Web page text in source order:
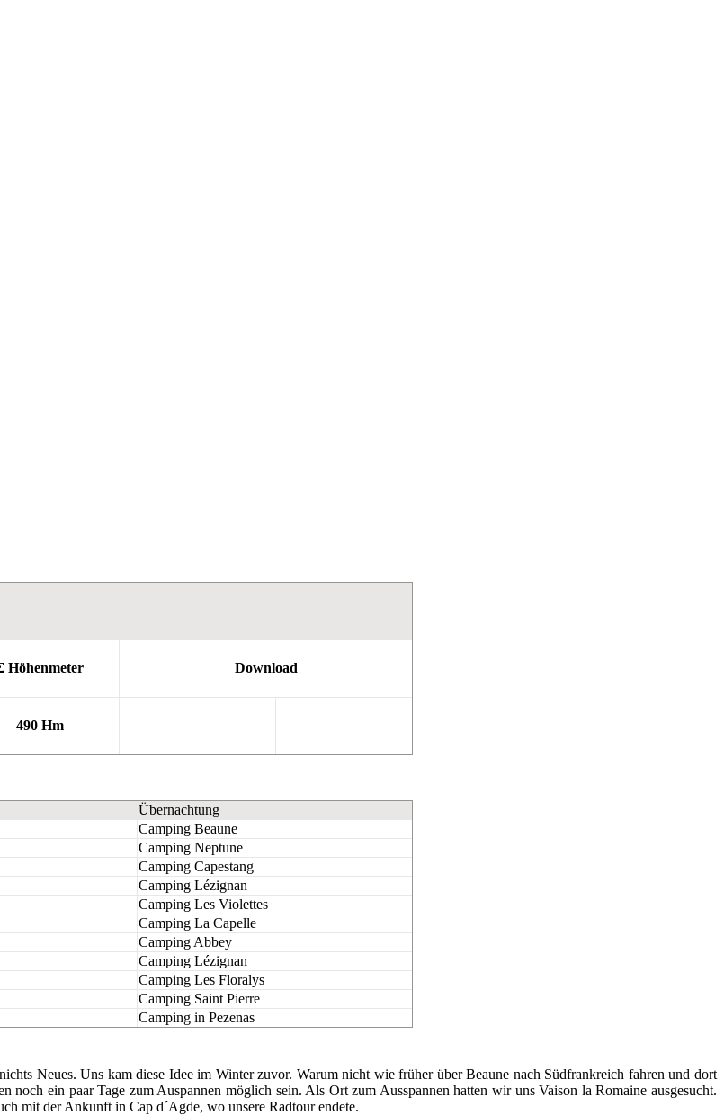
Höhenmeter Download
490 Hm
Übernachtung
Camping Beaune
Camping Neptune
Camping Capestang
Camping Lézignan
Camping Les Violettes
Camping La Capelle
Camping Abbey
Camping Lézignan
Camping Les Floralys
Camping Saint Pierre
Camping in Pezenas
Neues. Uns kam diese Idee im Winter zuvor. Warum nicht wie früher über Beaune nach Südfrankreich fahren und dort
noch ein paar Tage zum Auspannen möglich sein. Als Ort zum Ausspannen hatten wir uns Vaison la Romaine ausgesucht.
mit der Ankunft in Cap d´Agde, wo unsere Radtour endete.